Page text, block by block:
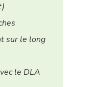
sur le long
le DLA